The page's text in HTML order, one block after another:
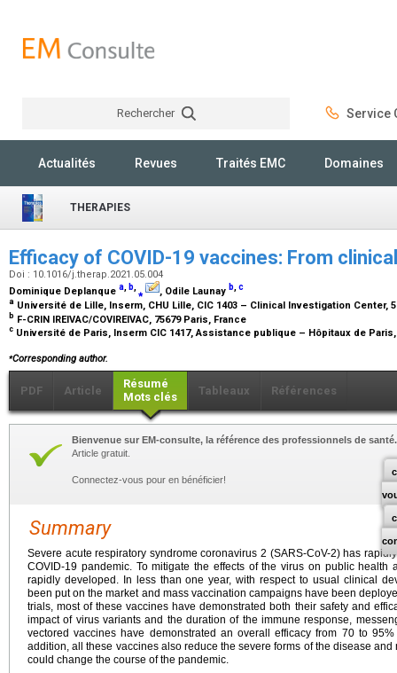
Rechercher Service
Actualités Revues Traités EMC Domaines
THERAPIES
Efficacy of COVID-19 vaccines: From
Doi : 10.1016/j.therap.2021.05.004
Dominique Deplanque a, b,⁎ , Odile Launay b,c
a Université de Lille, Inserm, CHU Lille, CIC 1403 – Clinical Investigation Center,
b F-CRIN IREIVAC/COVIREIVAC, 75679 Paris, France
c Université de Paris, Inserm CIC 1417, Assistance publique – Hôpitaux de
⁎Corresponding author.
PDF Article
Résumé
Mots clés
Tableaux Références
Bienvenue sur EM-consulte, la référence des professionnels de santé.
Article gratuit.
Connectez-vous pour en bénéficier!
Summary
Severe acute respiratory syndrome coronavirus 2 (SARS-CoV-2) has
COVID-19 pandemic. To mitigate the effects of the virus on public health
rapidly developed. In less than one year, with respect to usual clinical
been put on the market and mass vaccination campaigns have been
trials, most of these vaccines have demonstrated both their safety and
impact of virus variants and the duration of the immune response,
vectored vaccines have demonstrated an overall efficacy from 70 to
addition, all these vaccines also reduce the severe forms of the disease
could change the course of the pandemic.